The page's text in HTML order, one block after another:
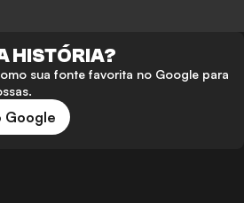
HISTÓRIA?
sua fonte favorita no Google para
Google